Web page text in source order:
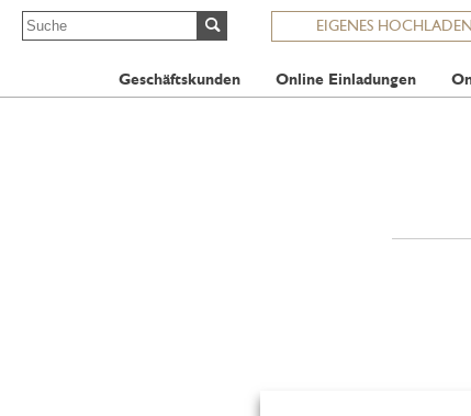
EIGENES HOCHLADEN
Geschäftskunden Online Einladungen